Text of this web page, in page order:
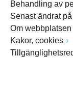
Behandling av
Senast ändrat
Om webbplatsen
Kakor, cookies